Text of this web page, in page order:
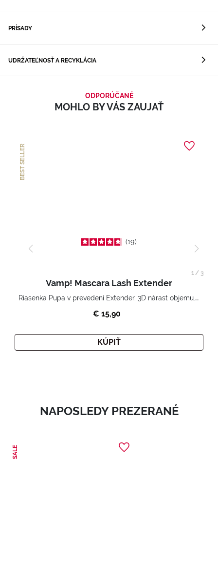
PRÍSADY
UDRŽATEĽNOSŤ A RECYKLÁCIA
ODPORÚČANÉ
MOHLO BY VÁS ZAUJAŤ
BEST SELLER
19
Vamp! Mascara Lash Extender
Riasenka Pupa v prevedení Extender. 3D nárast objemu. Nekonečne zhutnené a nadvihnuté riasy.
€ 15,90
KÚPIŤ
1 / 3
NAPOSLEDY PREZERANÉ
SALE